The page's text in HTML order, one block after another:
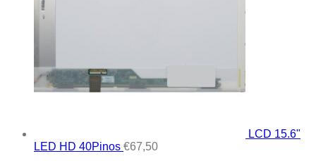
LCD 15.6"
LED HD 40Pinos €67,50